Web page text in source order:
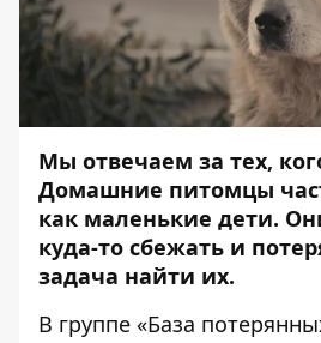
Мы отвечаем за тех,
Домашние питомцы
как маленькие дети.
куда-то сбежать и
задача найти их.
В группе «База